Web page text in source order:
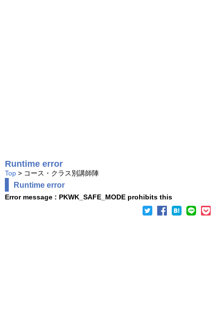
Runtime error
Top > コース・クラス別講師陣
Runtime error
Error message : PKWK_SAFE_MODE prohibits this